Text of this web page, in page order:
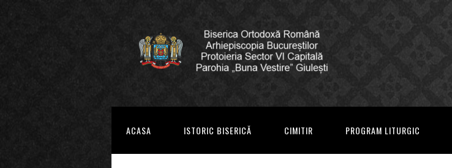
ACASA ISTORIC BISERICĂ CIMITIR PROGRAM LITURGIC